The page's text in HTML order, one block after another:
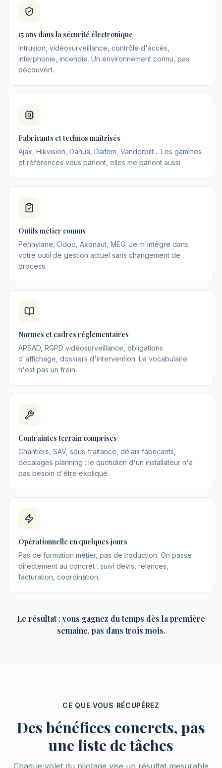
15 ans dans la sécurité électronique
Intrusion, vidéosurveillance, contrôle d'accès,
interphonie, incendie. Un environnement connu, pas
découvert.
Fabricants et technos maîtrisés
Ajax, Hikvision, Dahua, Daitem, Vanderbilt… Les gammes
et références vous parlent, elles me parlent aussi.
Outils métier connus
Pennylane, Odoo, Axonaut, MEG. Je m'intègre dans
votre outil de gestion actuel sans changement de
process.
Normes et cadres réglementaires
APSAD, RGPD vidéosurveillance, obligations
d'affichage, dossiers d'intervention. Le vocabulaire
n'est pas un frein.
Contraintes terrain comprises
Chantiers, SAV, sous-traitance, délais fabricants,
décalages planning : le quotidien d'un installateur n'a
pas besoin d'être expliqué.
Opérationnelle en quelques jours
Pas de formation métier, pas de traduction. On passe
directement au concret : suivi devis, relances,
facturation, coordination.
Le résultat : vous gagnez du temps dès la première
semaine, pas dans trois mois.
CE QUE VOUS RÉCUPÉREZ
Des bénéfices concrets, pas
une liste de tâches
Chaque volet du pilotage vise un résultat mesurable